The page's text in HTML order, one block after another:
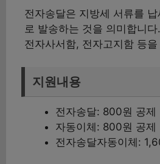
전자송달은 지방세 서류를 납
로 발송하는 것을 의미합니
전자사서함, 전자고지함 등
지원내용
전자송달: 800원 공제
자동이체: 800원 공제
전자송달자동이체: